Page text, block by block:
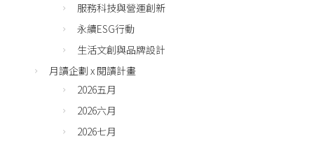
服務科技與營運創新
永續ESG行動
生活文創與品牌設計
月讀企劃 x 閱讀計畫
2026五月
2026六月
2026七月